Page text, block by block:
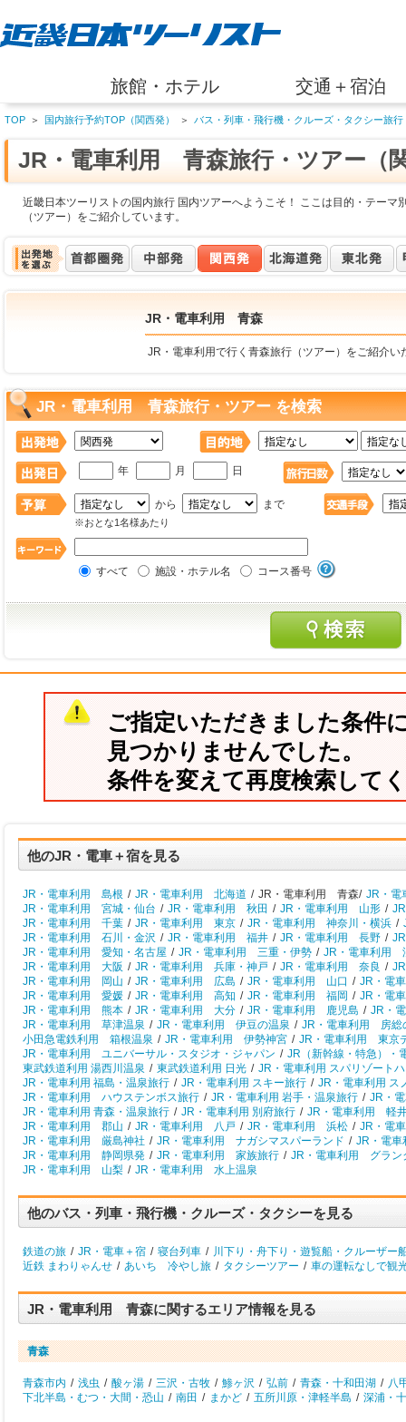
旅館・ホテル 交通＋宿泊
TOP ＞ 国内旅行予約TOP（関西発） ＞ バス・列車・飛行機・クルーズ・タクシー旅行
JR・電車利用 青森旅行・ツアー（
近畿日本ツーリストの国内旅行 国内ツアーへようこそ！ ここは目的・テー
（ツアー）をご紹介しています。
JR・電車利用 青森
JR・電車利用で行く青森旅行（ツアー）をご紹介い
JR・電車利用 青森旅行・ツアー を検索
年 月 日
から まで
※おとな1名様あたり
すべて 施設・ホテル名 コース番号
ご指定いただきました条件
見つかりませんでした。
条件を変えて再度検索して
他のJR・電車＋宿を見る
JR・電車利用 島根 / JR・電車利用 北海道 / JR・電車利用 青森/ JR・
JR・電車利用 宮城・仙台 / JR・電車利用 秋田 / JR・電車利用 山形 /
JR・電車利用 千葉 / JR・電車利用 東京 / JR・電車利用 神奈川・横浜 /
JR・電車利用 石川・金沢 / JR・電車利用 福井 / JR・電車利用 長野 /
JR・電車利用 愛知・名古屋 / JR・電車利用 三重・伊勢 / JR・電車利用
JR・電車利用 大阪 / JR・電車利用 兵庫・神戸 / JR・電車利用 奈良 /
JR・電車利用 岡山 / JR・電車利用 広島 / JR・電車利用 山口 / JR・電
JR・電車利用 愛媛 / JR・電車利用 高知 / JR・電車利用 福岡 / JR・電
JR・電車利用 熊本 / JR・電車利用 大分 / JR・電車利用 鹿児島 / JR・
JR・電車利用 草津温泉 / JR・電車利用 伊豆の温泉 / JR・電車利用 房総
小田急電鉄利用 箱根温泉 / JR・電車利用 伊勢神宮 / JR・電車利用 東京
JR・電車利用 ユニバーサル・スタジオ・ジャパン / JR（新幹線・特急）・
東武鉄道利用 湯西川温泉 / 東武鉄道利用 日光 / JR・電車利用 スパリゾート
JR・電車利用 福島・温泉旅行 / JR・電車利用 スキー旅行 / JR・電車利用 ス
JR・電車利用 ハウステンボス旅行 / JR・電車利用 岩手・温泉旅行 / JR・
JR・電車利用 青森・温泉旅行 / JR・電車利用 別府旅行 / JR・電車利用 軽
JR・電車利用 郡山 / JR・電車利用 八戸 / JR・電車利用 浜松 / JR・電
JR・電車利用 厳島神社 / JR・電車利用 ナガシマスパーランド / JR・電
JR・電車利用 静岡県発 / JR・電車利用 家族旅行 / JR・電車利用 グラン
JR・電車利用 山梨 / JR・電車利用 水上温泉
他のバス・列車・飛行機・クルーズ・タクシーを見る
鉄道の旅 / JR・電車＋宿 / 寝台列車 / 川下り・舟下り・遊覧船・クルーザー
近鉄 まわりゃんせ / あいち 冷やし旅 / タクシーツアー / 車の運転なしで観
JR・電車利用 青森に関するエリア情報を見る
青森
青森市内 / 浅虫 / 酸ヶ湯 / 三沢・古牧 / 鯵ヶ沢 / 弘前 / 青森・十和田湖 / 八
下北半島・むつ・大間・恐山 / 南田 / まかど / 五所川原・津軽半島 / 深浦・